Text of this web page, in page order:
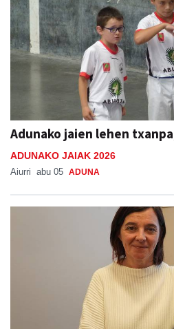
Adunako jaien lehen
ADUNAKO JAIAK 2026
Aiurri abu 05 ADUNA